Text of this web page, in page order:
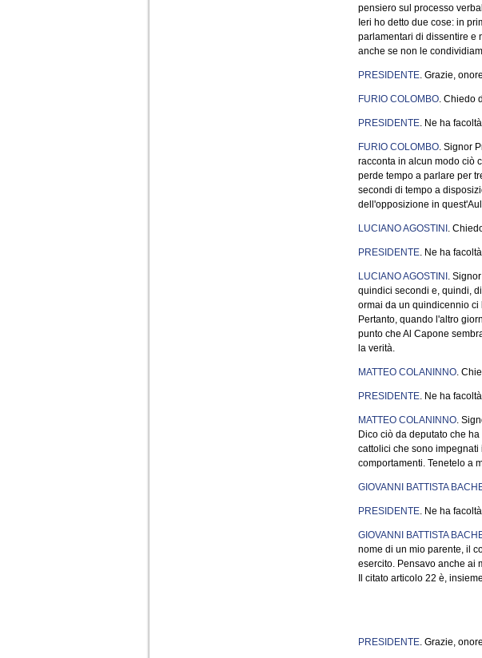
pensiero sul processo
Ieri ho detto due cose: in
parlamentari di dissentire e
anche se non le
PRESIDENTE. Grazie,
FURIO COLOMBO. Chiedo
PRESIDENTE. Ne ha
FURIO COLOMBO. Signor
racconta in alcun modo ciò
perde tempo a parlare per
secondi di tempo a
dell'opposizione in
LUCIANO AGOSTINI .
PRESIDENTE. Ne ha
LUCIANO AGOSTINI .
quindici secondi e, quindi,
ormai da un quindicennio
Pertanto, quando l'altro
punto che Al Capone
la verità.
MATTEO COLANINNO.
PRESIDENTE. Ne ha
MATTEO COLANINNO.
Dico ciò da deputato che
cattolici che sono
comportamenti. Tenetelo a
GIOVANNI BATTISTA
PRESIDENTE. Ne ha
GIOVANNI BATTISTA
nome di un mio parente, il
esercito. Pensavo anche ai
Il citato articolo 22 è,
PRESIDENTE. Grazie,